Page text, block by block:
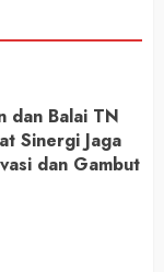
dan Balai TN
Sinergi Jaga
dan Gambut